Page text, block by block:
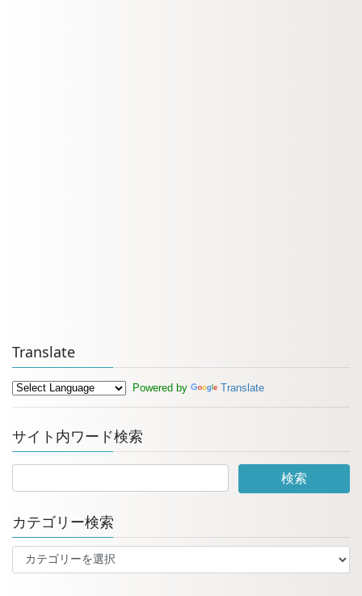
Translate
Powered by Translate
サイト内ワード検索
カテゴリー検索
テ